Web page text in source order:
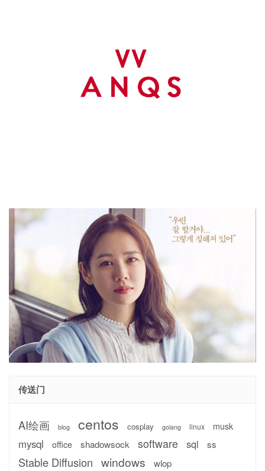
传送门
AI绘画 blog centos cosplay golang linux musk
mysql office shadowsock software sql ss
Stable Diffusion windows wlop